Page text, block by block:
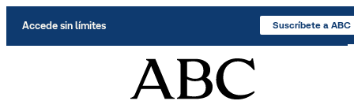
Accede sin límites Suscríbete a ABC